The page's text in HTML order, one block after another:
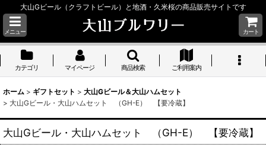
大山Gビール（クラフトビール）と地酒・久米桜の商品販売サイトです
メニュー カート
カテゴリ マイページ 商品検索 ご利用案内
ホーム > ギフトセット > 大山Gビール＆大山ハムセット
> 大山Gビール・大山ハムセット （GH-E） 【要冷蔵】
大山Gビール・大山ハムセット （GH-E） 【要冷蔵】